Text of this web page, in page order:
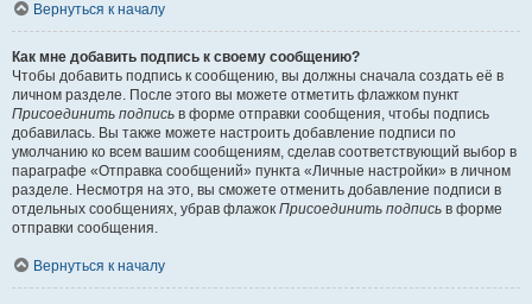
Вернуться к началу
Как мне добавить подпись к своему сообщению?
Чтобы добавить подпись к сообщению, вы должны сначала создать её в
личном разделе. После этого вы можете отметить флажком пункт
Присоединить подпись в форме отправки сообщения, чтобы подпись
добавилась. Вы также можете настроить добавление подписи по
умолчанию ко всем вашим сообщениям, сделав соответствующий выбор в
параграфе «Отправка сообщений» пункта «Личные настройки» в личном
разделе. Несмотря на это, вы сможете отменить добавление подписи в
отдельных сообщениях, убрав флажок Присоединить подпись в форме
отправки сообщения.
Вернуться к началу